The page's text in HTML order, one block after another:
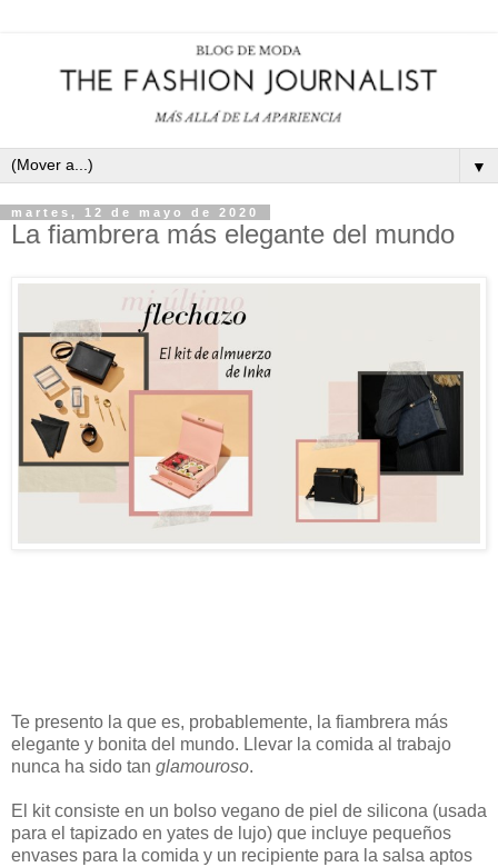
▼
martes, 12 de mayo de 2020
La fiambrera más elegante del mundo
Te presento la que es, probablemente, la fiambrera más
elegante y bonita del mundo. Llevar la comida al trabajo
nunca ha sido tan glamouroso.
El kit consiste en un bolso vegano de piel de silicona (usada
para el tapizado en yates de lujo) que incluye pequeños
envases para la comida y un recipiente para la salsa aptos